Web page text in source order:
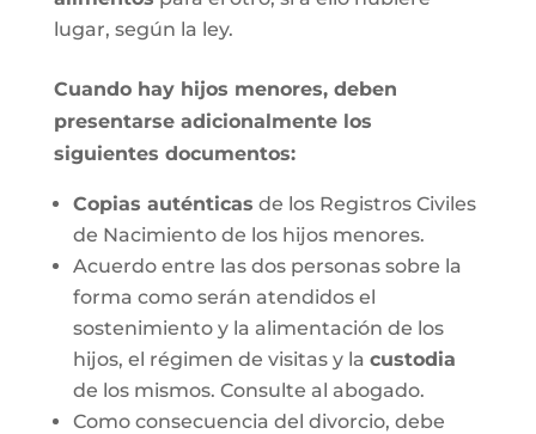
lugar, según la ley.
Cuando hay hijos menores, deben
presentarse adicionalmente los
siguientes documentos:
Copias auténticas de los Registros Civiles
de Nacimiento de los hijos menores.
Acuerdo entre las dos personas sobre la
forma como serán atendidos el
sostenimiento y la alimentación de los
hijos, el régimen de visitas y la custodia
de los mismos. Consulte al abogado.
Como consecuencia del divorcio, debe